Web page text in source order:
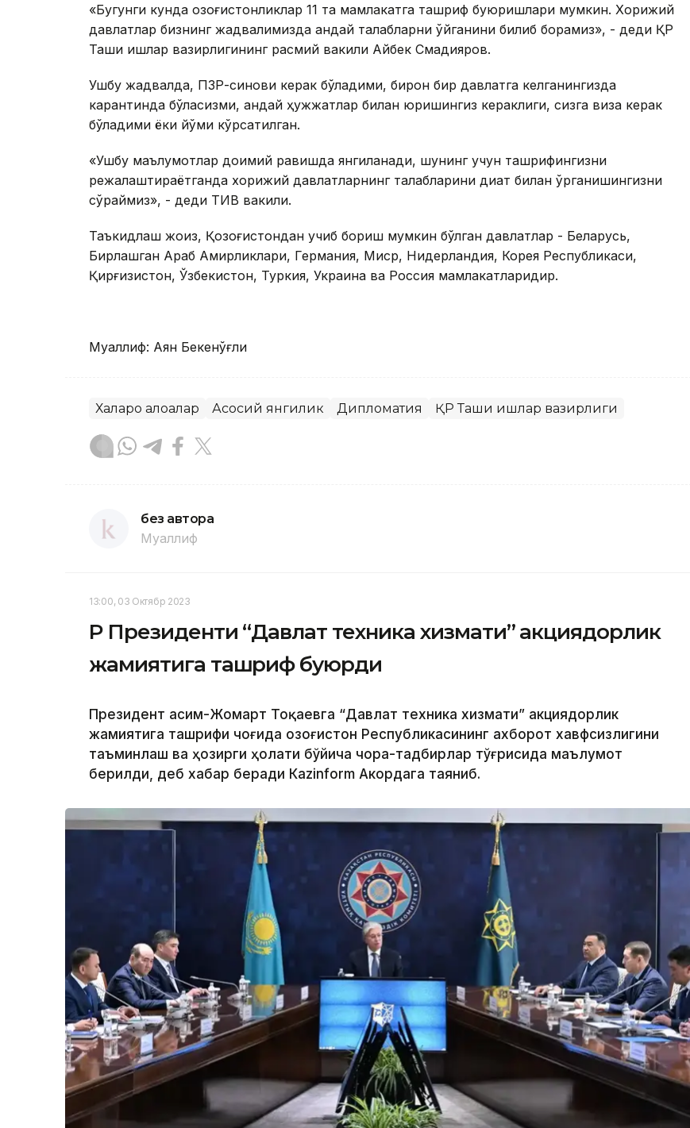
«Бугунги кунда қозоғистонликлар 11 та мамлакатга ташриф буюришлари мумкин. Хорижий
давлатлар бизнинг жадвалимизда қандай талабларни қўйганини билиб борамиз», - деди ҚР
Ташқи ишлар вазирлигининг расмий вакили Айбек Смадияров.
Ушбу жадвалда, ПЗР-синови керак бўладими, бирон бир давлатга келганингизда
карантинда бўласизми, қандай ҳужжатлар билан юришингиз кераклиги, сизга виза керак
бўладими ёки йўқми кўрсатилган.
«Ушбу маълумотлар доимий равишда янгиланади, шунинг учун ташрифингизни
режалаштираётганда хорижий давлатларнинг талабларини диққат билан ўрганишингизни
сўраймиз», - деди ТИВ вакили.
Таъкидлаш жоиз, Қозоғистондан учиб бориш мумкин бўлган давлатлар - Беларусь,
Бирлашган Араб Амирликлари, Германия, Миср, Нидерландия, Корея Республикаси,
Қирғизистон, Ўзбекистон, Туркия, Украина ва Россия мамлакатларидир.
Муаллиф: Аян Бекенўғли
Халқаро алоқалар Асосий янгилик Дипломатия ҚР Ташқи ишлар вазирлиги
без автора
Муаллиф
13:00, 03 Октябр 2023
ҚР Президенти “Давлат техника хизмати” акциядорлик
жамиятига ташриф буюрди
Президент Қасим-Жомарт Тоқаевга “Давлат техника хизмати” акциядорлик
жамиятига ташрифи чоғида Қозоғистон Республикасининг ахборот хавфсизлигини
таъминлаш ва ҳозирги ҳолати бўйича чора-тадбирлар тўғрисида маълумот
берилди, деб хабар беради Каzinform Акордага таяниб.